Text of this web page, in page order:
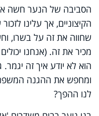
הסביבה של הנער חשה
הקיצוניים, אך עלינו
שחווה את זה על בשרו,
מכיר את זה. (אנחנו
הוא לא יודע איך זה
ומחפש את ההגנה
לנו ההפך?